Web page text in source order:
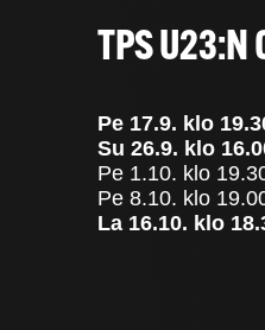
TPS U23:N
Pe 17.9. klo
Su 26.9. klo
Pe 1.10. klo
Pe 8.10. klo
La 16.10. klo